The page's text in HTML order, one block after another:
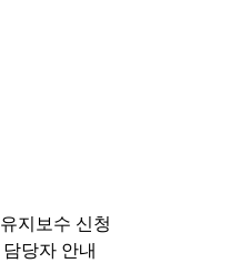
유지보수 신청
담당자 안내